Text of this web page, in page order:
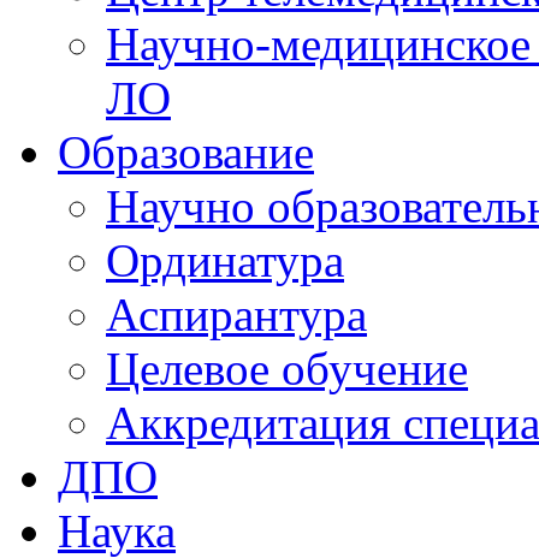
Научно-
ЛО
Образование
Научно
Ординатура
Аспирантура
Целевое обучение
Аккредитация
ДПО
Наука